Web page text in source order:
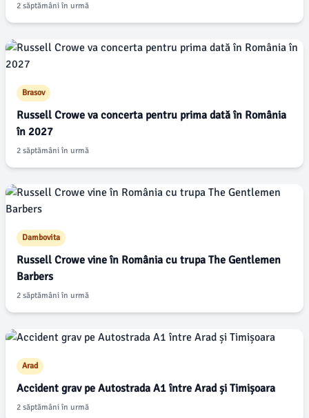
2 săptămâni în urmă
Brasov
Russell Crowe va concerta pentru prima dată în România
în 2027
2 săptămâni în urmă
Dambovita
Russell Crowe vine în România cu trupa The Gentlemen
Barbers
2 săptămâni în urmă
Arad
Accident grav pe Autostrada A1 între Arad și Timișoara
2 săptămâni în urmă